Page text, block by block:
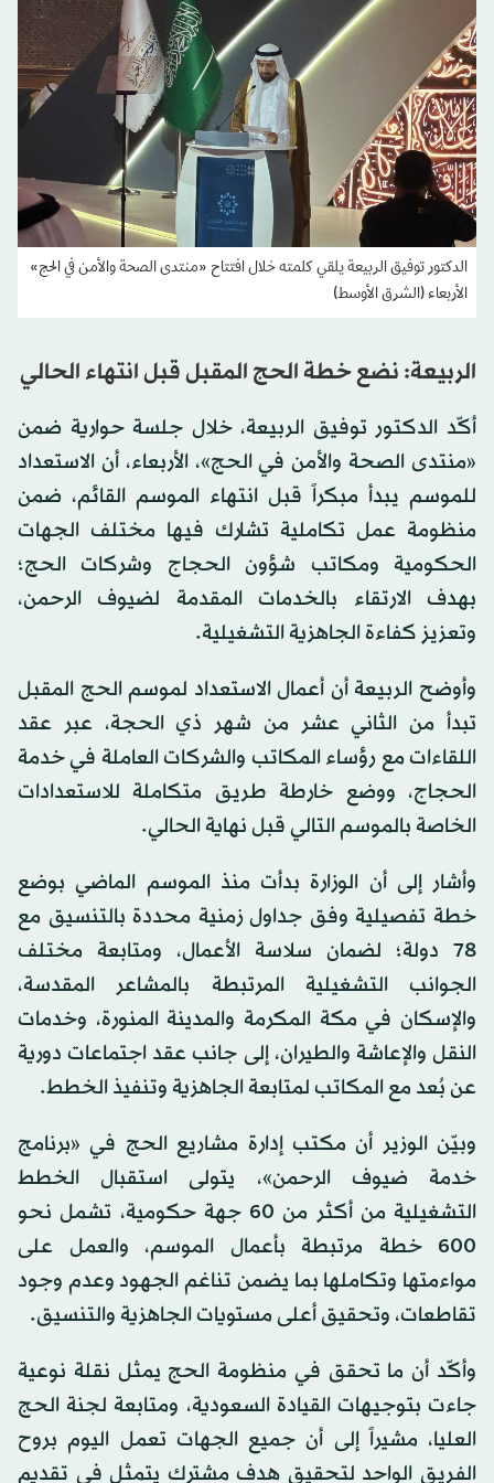
الدكتور توفيق الربيعة يلقي كلمته خلال افتتاح «منتدى الصحة والأمن في الحج»
الأربعاء (الشرق الأوسط)
الربيعة: نضع خطة الحج المقبل قبل انتهاء الحالي
أكّد الدكتور توفيق الربيعة، خلال جلسة حوارية ضمن
«منتدى الصحة والأمن في الحج»، الأربعاء، أن الاستعداد
للموسم يبدأ مبكراً قبل انتهاء الموسم القائم، ضمن
منظومة عمل تكاملية تشارك فيها مختلف الجهات
الحكومية ومكاتب شؤون الحجاج وشركات الحج؛
بهدف الارتقاء بالخدمات المقدمة لضيوف الرحمن،
وتعزيز كفاءة الجاهزية التشغيلية.
وأوضح الربيعة أن أعمال الاستعداد لموسم الحج المقبل
تبدأ من الثاني عشر من شهر ذي الحجة، عبر عقد
اللقاءات مع رؤساء المكاتب والشركات العاملة في خدمة
الحجاج، ووضع خارطة طريق متكاملة للاستعدادات
الخاصة بالموسم التالي قبل نهاية الحالي.
وأشار إلى أن الوزارة بدأت منذ الموسم الماضي بوضع
خطة تفصيلية وفق جداول زمنية محددة بالتنسيق مع
78 دولة؛ لضمان سلاسة الأعمال، ومتابعة مختلف
الجوانب التشغيلية المرتبطة بالمشاعر المقدسة،
والإسكان في مكة المكرمة والمدينة المنورة، وخدمات
النقل والإعاشة والطيران، إلى جانب عقد اجتماعات دورية
عن بُعد مع المكاتب لمتابعة الجاهزية وتنفيذ الخطط.
وبيّن الوزير أن مكتب إدارة مشاريع الحج في «برنامج
خدمة ضيوف الرحمن»، يتولى استقبال الخطط
التشغيلية من أكثر من 60 جهة حكومية، تشمل نحو
600 خطة مرتبطة بأعمال الموسم، والعمل على
مواءمتها وتكاملها بما يضمن تناغم الجهود وعدم وجود
تقاطعات، وتحقيق أعلى مستويات الجاهزية والتنسيق.
وأكّد أن ما تحقق في منظومة الحج يمثل نقلة نوعية
جاءت بتوجيهات القيادة السعودية، ومتابعة لجنة الحج
العليا، مشيراً إلى أن جميع الجهات تعمل اليوم بروح
الفريق الواحد لتحقيق هدف مشترك يتمثل في تقديم